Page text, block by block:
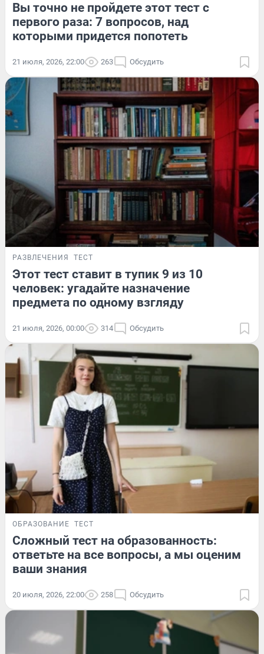
Вы точно не пройдете этот тест с
первого раза: 7 вопросов, над
которыми придется попотеть
21 июля, 2026, 22:00 263 Обсудить
РАЗВЛЕЧЕНИЯ ТЕСТ
Этот тест ставит в тупик 9 из 10
человек: угадайте назначение
предмета по одному взгляду
21 июля, 2026, 00:00 314 Обсудить
ОБРАЗОВАНИЕ ТЕСТ
Сложный тест на образованность:
ответьте на все вопросы, а мы оценим
ваши знания
20 июля, 2026, 22:00 258 Обсудить